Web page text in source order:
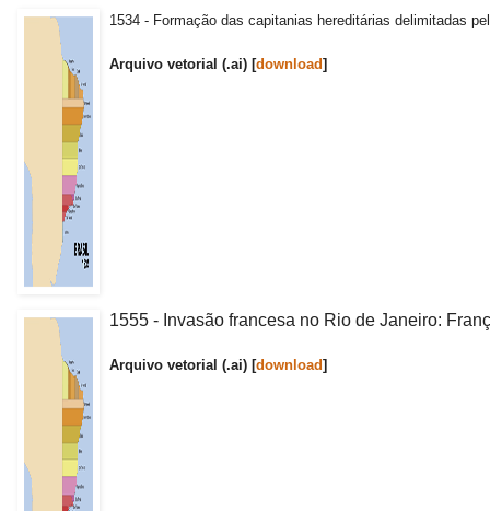
1534 - Formação das capitanias hereditárias delimitadas
Arquivo vetorial (.ai) [download]
1555 - Invasão francesa no Rio de Janeiro:
Arquivo vetorial (.ai) [download]